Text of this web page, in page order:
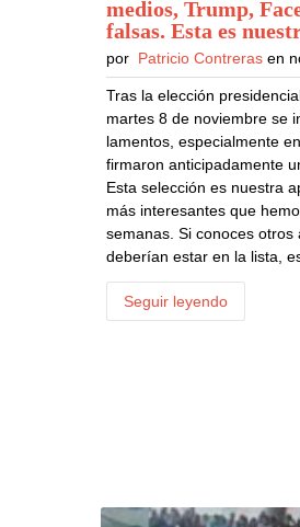
medios, Trump,
falsas. Esta es
por Patricio Contreras en
Tras la elección
martes 8 de noviembre se
lamentos, especialmente
firmaron anticipadamente
Esta selección es nuestra
más interesantes que
semanas. Si conoces
deberían estar en la lista,
Seguir leyendo